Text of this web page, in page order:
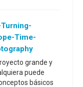
Time-
grande y
puede
básicos